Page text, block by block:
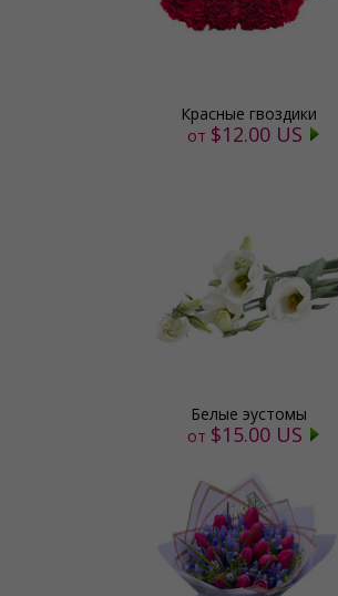
Красные гвоздики
от $12.00 US
Белые эустомы
от $15.00 US